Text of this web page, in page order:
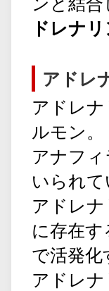
ドレナ
アドレ
アドレ
ルモン。
アナフ
いられて
アドレ
に存在
で活発化
アドレ